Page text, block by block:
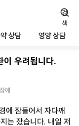
상담 영양 상담
검
색
이 우려됩니다.
애
에 잠들어서 자다깨
는 잤습니다. 내일 저